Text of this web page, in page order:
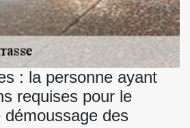
: la personne ayant
requises pour le
des